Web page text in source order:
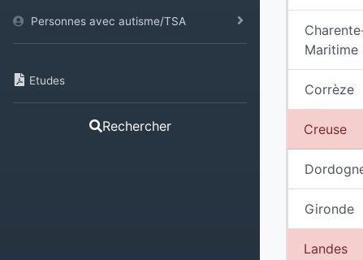
Personnes avec autisme/TSA
Etudes
Rechercher
Maritime
Corrèze
Creuse
Gironde
Landes